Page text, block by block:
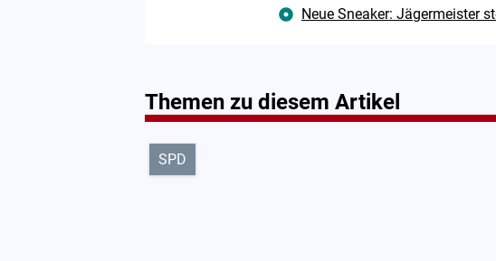
Neue Sneaker: Jägermeister
Themen zu diesem Artikel
SPD